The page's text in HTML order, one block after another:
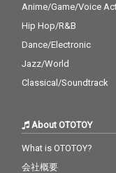
Anime/Game/Voice
Hip Hop/R&B
Dance/Electronic
Jazz/World
Classical/Soundtrack
About OTOTOY
What is OTOTOY?
会社概要